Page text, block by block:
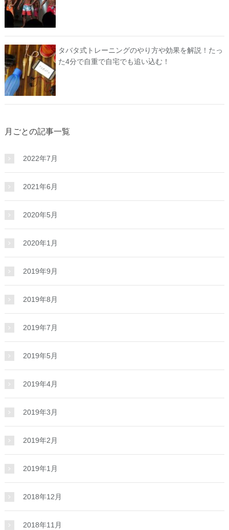
タバタ式トレーニングのやり方や効果を解説！たっ
た4分で自重で自宅でも追い込む！
月ごとの記事一覧
2022年7月
2021年6月
2020年5月
2020年1月
2019年9月
2019年8月
2019年7月
2019年5月
2019年4月
2019年3月
2019年2月
2019年1月
2018年12月
2018年11月